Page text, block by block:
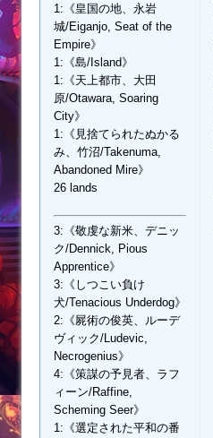
1:《皇国の地、永岩
城/Eiganjo, Seat of the
Empire》
1:《島/Island》
1:《天上都市、大田
原/Otawara, Soaring
City》
1:《見捨てられたぬかる
み、竹沼/Takenuma,
Abandoned Mire》
26 lands
3:《敬虔な新米、デニッ
ク/Dennick, Pious
Apprentice》
3:《しつこい負け
犬/Tenacious Underdog》
2:《屍術の俊英、ルーデ
ヴィック/Ludevic,
Necrogenius》
4:《策謀の予見者、ラフ
ィーン/Raffine,
Scheming Seer》
1:《選定された平和の番